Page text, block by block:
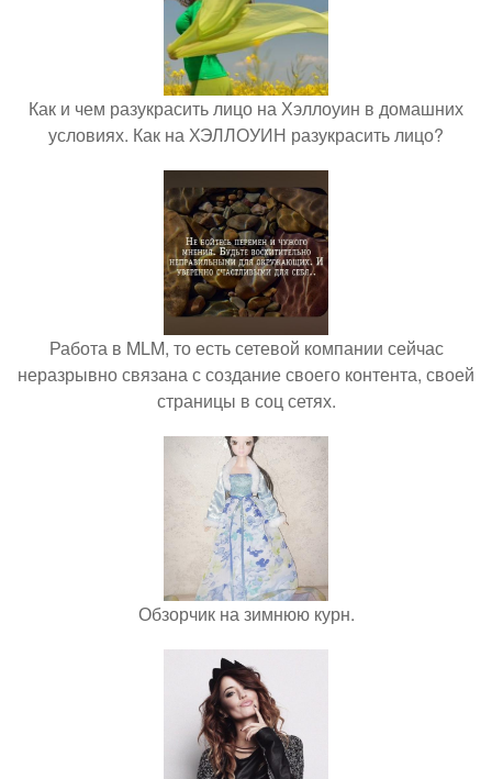
Как и чем разукрасить лицо на Хэллоуин в домашних
условиях. Как на ХЭЛЛОУИН разукрасить лицо?
Работа в MLM, то есть сетевой компании сейчас
неразрывно связана с создание своего контента, своей
страницы в соц сетях.
Обзорчик на зимнюю курн.